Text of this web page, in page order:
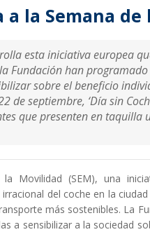
a la Semana
esta iniciativa europea
Fundación han
sobre el beneficio
de septiembre, ‘Día sin
que presenten en taquilla
Movilidad (SEM), una
del coche en la
más sostenibles. La
a sensibilizar a la sociedad